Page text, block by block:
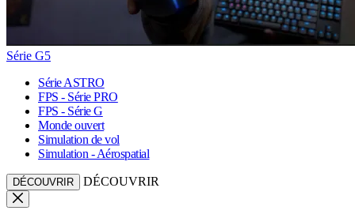
Série G5
Série ASTRO
FPS - Série PRO
FPS - Série G
Monde ouvert
Simulation de vol
Simulation - Aérospatial
DÉCOUVRIR DÉCOUVRIR